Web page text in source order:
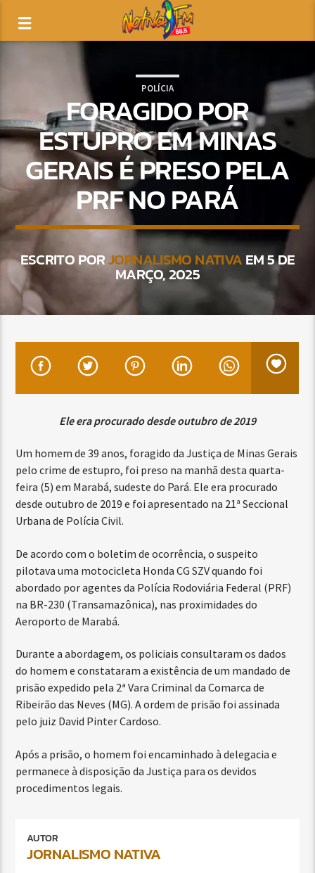
POLÍCIA
FORAGIDO POR
ESTUPRO EM MINAS
GERAIS É PRESO PELA
PRF NO PARÁ
ESCRITO PORJORNALISMO NATIVAEM 5 DE
MARÇO, 2025
Ele era procurado desde outubro de 2019
Um homem de 39 anos, foragido da Justiça de Minas Gerais
pelo crime de estupro, foi preso na manhã desta quarta-
feira (5) em Marabá, sudeste do Pará. Ele era procurado
desde outubro de 2019 e foi apresentado na 21ª Seccional
Urbana de Polícia Civil.
De acordo com o boletim de ocorrência, o suspeito
pilotava uma motocicleta Honda CG SZV quando foi
abordado por agentes da Polícia Rodoviária Federal (PRF)
na BR-230 (Transamazônica), nas proximidades do
Aeroporto de Marabá.
Durante a abordagem, os policiais consultaram os dados
do homem e constataram a existência de um mandado de
prisão expedido pela 2ª Vara Criminal da Comarca de
Ribeirão das Neves (MG). A ordem de prisão foi assinada
pelo juiz David Pinter Cardoso.
Após a prisão, o homem foi encaminhado à delegacia e
permanece à disposição da Justiça para os devidos
procedimentos legais.
AUTOR
JORNALISMO NATIVA